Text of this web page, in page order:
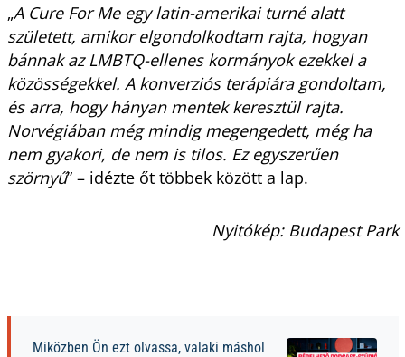
„A Cure For Me egy latin-amerikai turné alatt
született, amikor elgondolkodtam rajta, hogyan
bánnak az LMBTQ-ellenes kormányok ezekkel a
közösségekkel. A konverziós terápiára gondoltam,
és arra, hogy hányan mentek keresztül rajta.
Norvégiában még mindig megengedett, még ha
nem gyakori, de nem is tilos. Ez egyszerűen
szörnyű” – idézte őt többek között a lap.
Nyitókép: Budapest Park
Miközben Ön ezt olvassa, valaki máshol